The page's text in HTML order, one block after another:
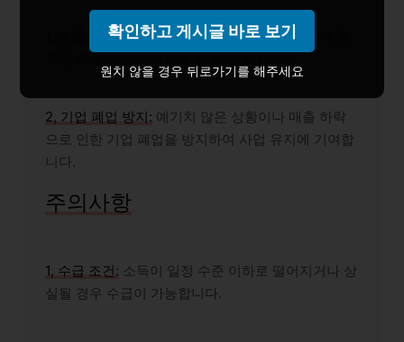
1, 수입 보장:소득 손실 시, 생활비와 사업 유지에 필
요한 최소 수준의 수입을 받을 수 있습니다.
2, 기업 폐업 방지: 예기치 않은 상황이나 매출 하락
으로 인한 기업 폐업을 방지하여 사업 유지에 기여합
니다.
주의사항
1, 수급 조건: 소득이 일정 수준 이하로 떨어지거나 상
실될 경우 수급이 가능합니다.
확인하고 게시글 바로 보기
원치 않을 경우 뒤로가기를 해주세요